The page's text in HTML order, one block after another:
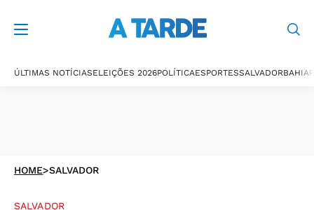
ÚLTIMAS NOTÍCIASELEIÇÕES 2026POLÍTICAESPORTESSALVADORBAHIA
HOME>SALVADOR
SALVADOR